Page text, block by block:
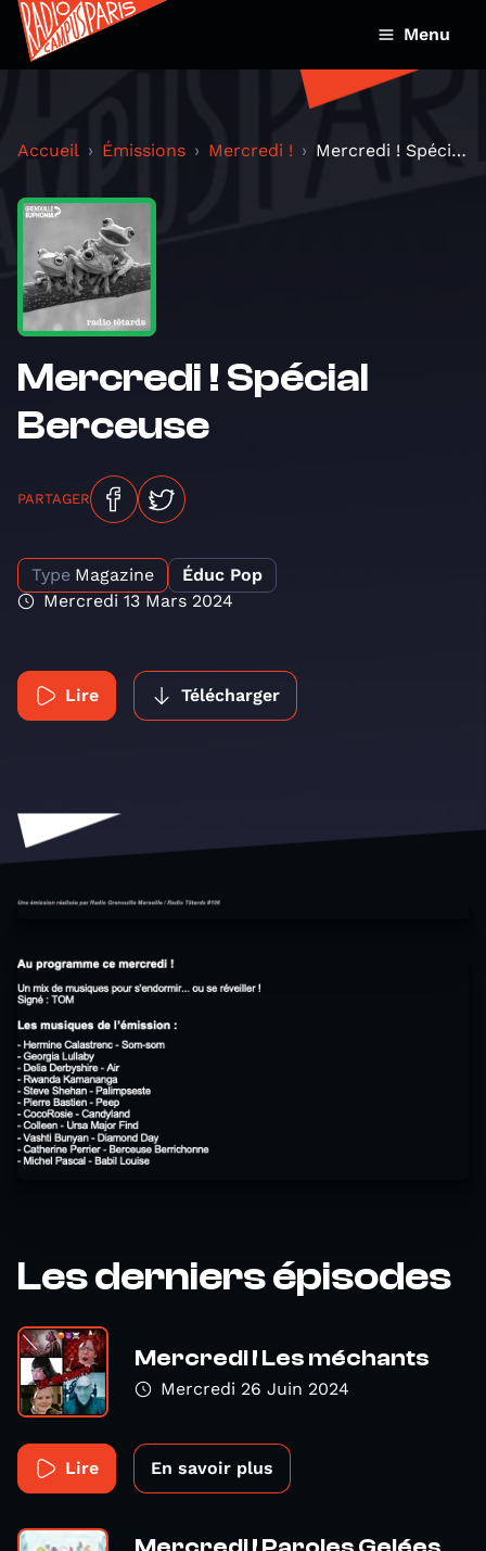
Menu
Accueil Émissions Mercredi ! Mercredi ! Spécial Berceuse
Mercredi ! Spécial
Berceuse
PARTAGER
Type Magazine
Éduc Pop
Mercredi 13 Mars 2024
Lire Télécharger
Les derniers épisodes
Mercredi ! Les méchants
Mercredi 26 Juin 2024
Lire En savoir plus